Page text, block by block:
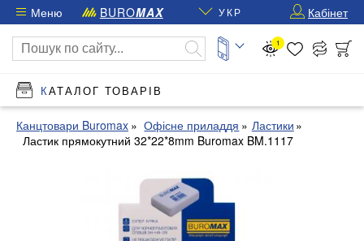
Меню BUROMAX УКР Кабінет
1
КАТАЛОГ ТОВАРІВ
Канцтовари Buromax Офісне приладдя
Ластики
Ластик прямокутний 32*22*8mm Buromax BM.1117